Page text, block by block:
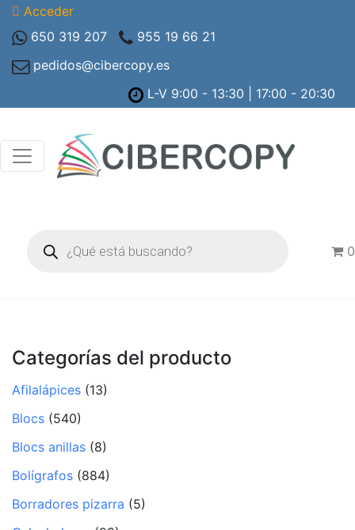
Acceder
650 319 207
955 19 66 21
pedidos@cibercopy.es
L-V 9:00 - 13:30 | 17:00 - 20:30
productos
0
Categorías del producto
Afilalápices (13)
Blocs (540)
Blocs anillas (8)
Bolígrafos (884)
Borradores pizarra (5)